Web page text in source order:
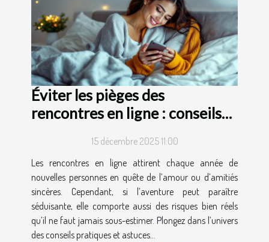
Éviter les pièges des
rencontres en ligne : conseils
15 décembre 2025 11:00
Les rencontres en ligne attirent chaque année de
nouvelles personnes en quête de l’amour ou d’amitiés
sincères. Cependant, si l’aventure peut paraître
séduisante, elle comporte aussi des risques bien réels
qu’il ne faut jamais sous-estimer. Plongez dans l’univers
des conseils pratiques et astuces...